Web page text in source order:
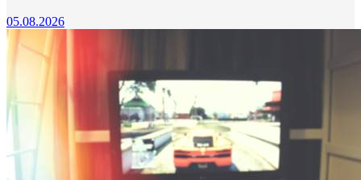
05.08.2026